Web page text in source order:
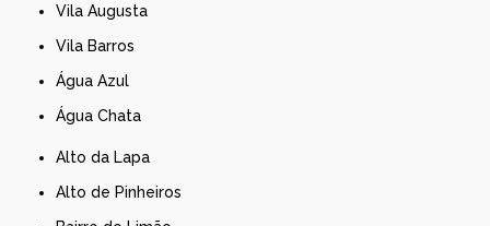
Vila Augusta
Vila Barros
Água Azul
Água Chata
Alto da Lapa
Alto de Pinheiros